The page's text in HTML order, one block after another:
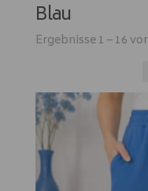
Blau
Ergebnisse 1 – 16